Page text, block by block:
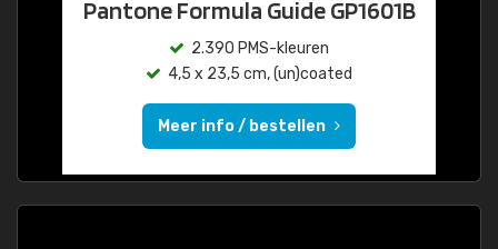
Pantone Formula Guide GP1601B
2.390 PMS-kleuren
4,5 x 23,5 cm, (un)coated
Meer info / bestellen